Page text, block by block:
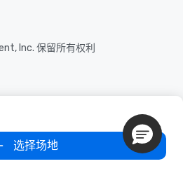
选择场地
Inc. 保留所有权利